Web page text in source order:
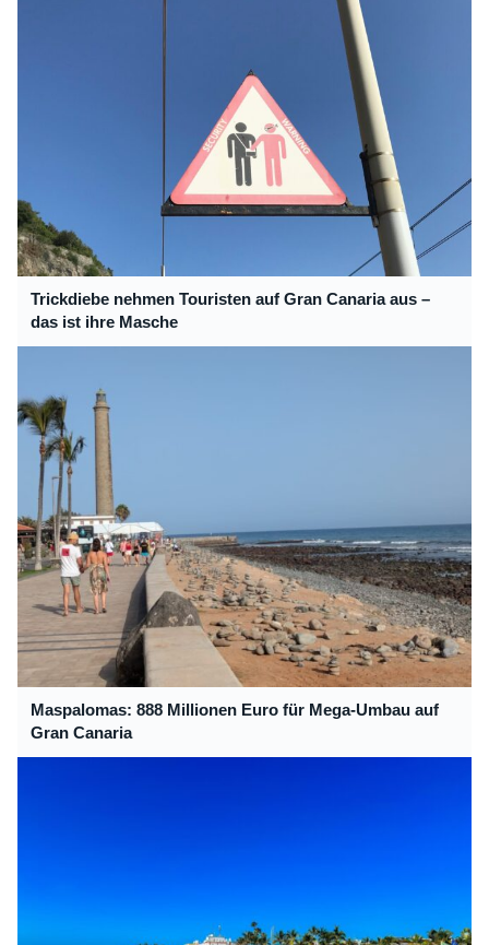
Trickdiebe nehmen Touristen auf Gran Canaria aus –
das ist ihre Masche
Maspalomas: 888 Millionen Euro für Mega-Umbau auf
Gran Canaria